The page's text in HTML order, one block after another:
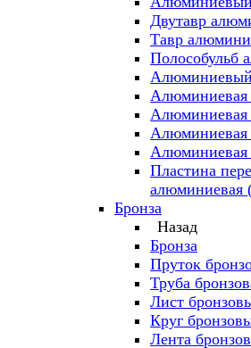
Двутавр
Тавр
Полособульб
Алюминиевая
Алюминиевая
Алюминиевая
Пластина
Бронза
Назад
Бронза
Пруток
Труба
Лист
Круг
Лента